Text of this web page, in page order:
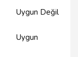
Uygun Değil
Uygun